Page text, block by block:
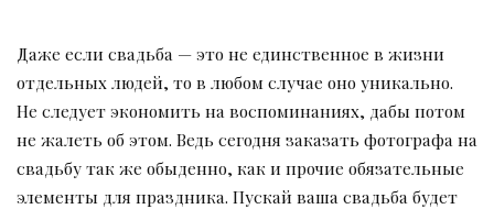
Даже если свадьба — это не единственное в жизни
отдельных людей, то в любом случае оно уникально.
Не следует экономить на воспоминаниях, дабы потом
не жалеть об этом. Ведь сегодня заказать фотографа на
свадьбу так же обыденно, как и прочие обязательные
элементы для праздника. Пускай ваша свадьба будет